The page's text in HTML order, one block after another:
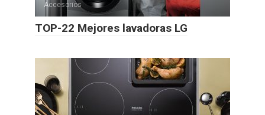
Accesorios
TOP-22 Mejores lavadoras LG